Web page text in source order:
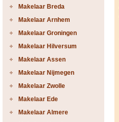
Makelaar Breda
Makelaar Arnhem
Makelaar Groningen
Makelaar Hilversum
Makelaar Assen
Makelaar Nijmegen
Makelaar Zwolle
Makelaar Ede
Makelaar Almere